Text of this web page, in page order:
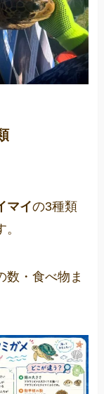
マイの3種類
数・食べ物ま